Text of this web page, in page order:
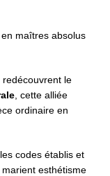
maîtres absolus
redécouvrent le
, cette alliée
ordinaire en
codes établis et
esthétisme